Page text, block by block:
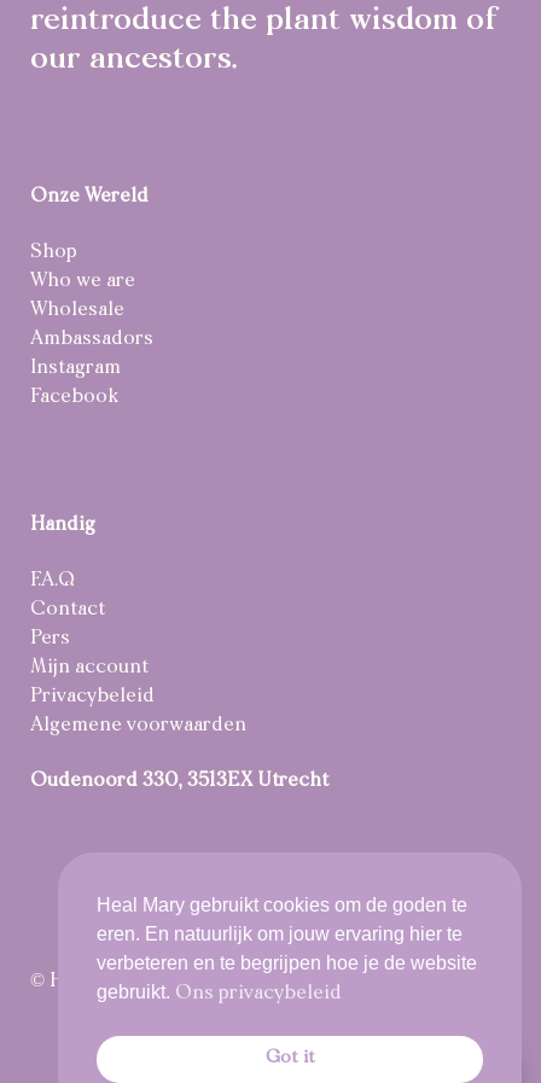
reintroduce the plant wisdom of
our ancestors.
Onze Wereld
Shop
Who we are
Wholesale
Ambassadors
Instagram
Facebook
Handig
F.A.Q
Contact
Pers
Mijn account
Privacybeleid
Algemene voorwaarden
Oudenoord 330, 3513EX Utrecht
© Heal Mary 2021 All rights reserved
Heal Mary gebruikt cookies om de goden te
eren. En natuurlijk om jouw ervaring hier te
verbeteren en te begrijpen hoe je de website
gebruikt. Ons privacybeleid
Got it